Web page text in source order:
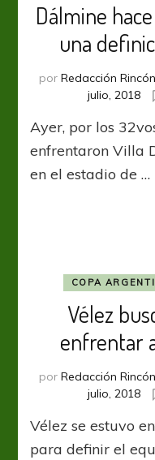
Dálmine
una
por Redacción
julio, 2018
Ayer, por los
enfrentaron Villa
en el estadio de …
COPA
Vélez
enfrentar
por Redacción
julio, 2018
Vélez se estuvo
para definir el